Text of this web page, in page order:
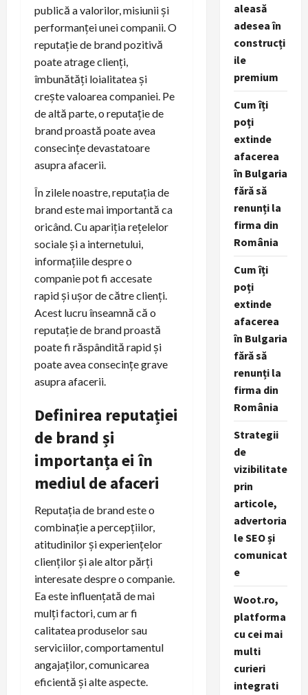
publică a valorilor, misiunii și
performanței unei companii. O
reputație de brand pozitivă
poate atrage clienți,
îmbunătăți loialitatea și
crește valoarea companiei. Pe
de altă parte, o reputație de
brand proastă poate avea
consecințe devastatoare
asupra afacerii.
În zilele noastre, reputația de
brand este mai importantă ca
oricând. Cu apariția rețelelor
sociale și a internetului,
informațiile despre o
companie pot fi accesate
rapid și ușor de către clienți.
Acest lucru înseamnă că o
reputație de brand proastă
poate fi răspândită rapid și
poate avea consecințe grave
asupra afacerii.
Definirea reputației
de brand și
importanța ei în
mediul de afaceri
Reputația de brand este o
combinație a percepțiilor,
atitudinilor și experiențelor
clienților și ale altor părți
interesate despre o companie.
Ea este influențată de mai
mulți factori, cum ar fi
calitatea produselor sau
serviciilor, comportamentul
angajaților, comunicarea
eficientă și alte aspecte.
aleasă
adesea în
construcți
ile
premium
Cum îți
poți
extinde
afacerea
în Bulgaria
fără să
renunți la
firma din
România
Cum îți
poți
extinde
afacerea
în Bulgaria
fără să
renunți la
firma din
România
Strategii
de
vizibilitate
prin
articole,
advertoria
le SEO și
comunicat
e
Woot.ro,
platforma
cu cei mai
multi
curieri
integrati